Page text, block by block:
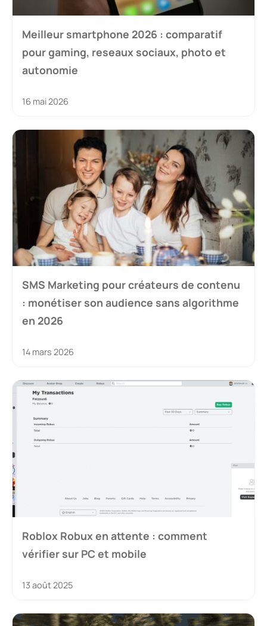
Meilleur smartphone 2026 : comparatif
pour gaming, reseaux sociaux, photo et
autonomie
16 mai 2026
SMS Marketing pour créateurs de contenu
: monétiser son audience sans algorithme
en 2026
14 mars 2026
Roblox Robux en attente : comment
vérifier sur PC et mobile
13 août 2025